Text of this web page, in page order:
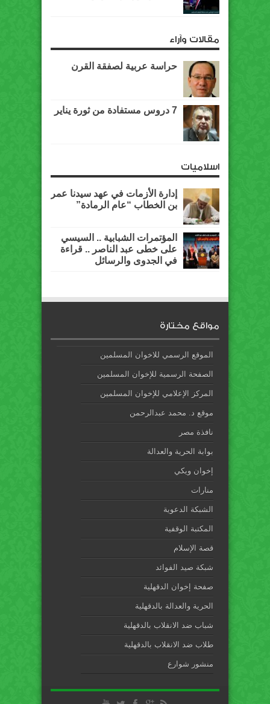
مقالات وآراء
حراسة عربية لصفقة القرن
7 دروس مستفادة من ثورة يناير
اسلاميات
إدارة الأزمات في عهد سيدنا عمر
بن الخطاب “عام الرمادة”
المؤتمرات الشبابية .. السيسي
على خطى عبد الناصر .. قراءة
في الجدوى والرسائل
مواقع مختارة
الموقع الرسمي للاخوان المسلمين
الصفحة الرسمية للإخوان المسلمين
المركز الإعلامي للإخوان المسلمين
موقع د. محمد عبدالرحمن
نافذة مصر
بوابة الحرية والعدالة
إخوان ويكي
منارات
الشبكة الدعوية
المكتبة الوقفية
قصة الإسلام
شبكة صيد الفوائد
صفحة إخوان الدقهلية
الحرية والعدالة بالدقهلية
شباب ضد الانقلاب بالدقهلية
طلاب ضد الانقلاب بالدقهلية
منشور شوارع